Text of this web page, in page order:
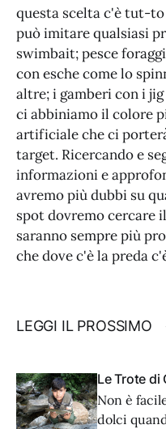
questa scelta c'è tut-
può imitare qualsiasi
swimbait; pesce
con esche come lo
altre; i gamberi con i
ci abbiniamo il colore
artificiale che ci
target. Ricercando e
informazioni e
avremo più dubbi su
spot dovremo cercare
saranno sempre più
che dove c'è la preda
LEGGI IL PROSSIMO
Le Trote di
Non è
dolci